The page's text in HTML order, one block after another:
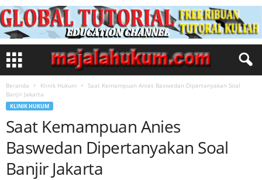
Beranda Klinik Hukum
Saat Kemampuan Anies Baswedan Dipertanyakan Soal
Banjir Jakarta
KLINIK HUKUM
Saat Kemampuan Anies
Baswedan Dipertanyakan Soal
Banjir Jakarta